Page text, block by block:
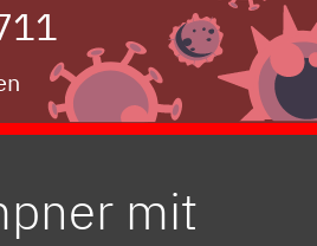
mit